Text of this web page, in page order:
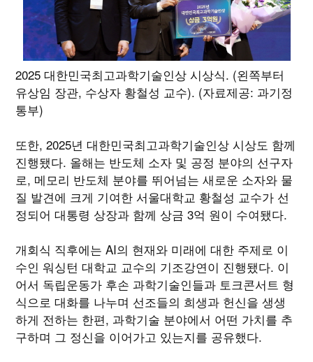
2025 대한민국최고과학기술인상 시상식. (왼쪽부터
유상임 장관, 수상자 황철성 교수). (자료제공: 과기정
통부)
또한, 2025년 대한민국최고과학기술인상 시상도 함께
진행됐다. 올해는 반도체 소자 및 공정 분야의 선구자
로, 메모리 반도체 분야를 뛰어넘는 새로운 소자와 물
질 발견에 크게 기여한 서울대학교 황철성 교수가 선
정되어 대통령 상장과 함께 상금 3억 원이 수여됐다.
개회식 직후에는 AI의 현재와 미래에 대한 주제로 이
수인 워싱턴 대학교 교수의 기조강연이 진행됐다. 이
어서 독립운동가 후손 과학기술인들과 토크콘서트 형
식으로 대화를 나누며 선조들의 희생과 헌신을 생생
하게 전하는 한편, 과학기술 분야에서 어떤 가치를 추
구하며 그 정신을 이어가고 있는지를 공유했다.